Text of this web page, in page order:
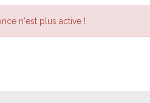
n'est plus active !